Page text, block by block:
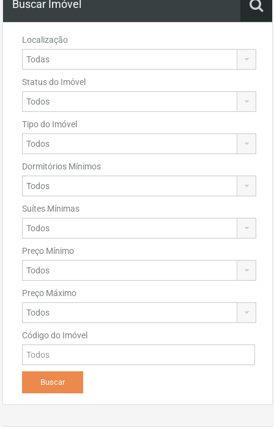
Buscar Imóvel
Localização
Status do Imóvel
Tipo do Imóvel
Dormitórios Mínimos
Suítes Mínimas
Preço Mínimo
Preço Máximo
Código do Imóvel